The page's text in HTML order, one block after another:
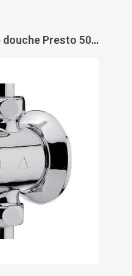
Robinet temporisé de douche Presto 50 - PRESTO